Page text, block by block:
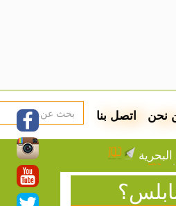
نحن اتصل بنا